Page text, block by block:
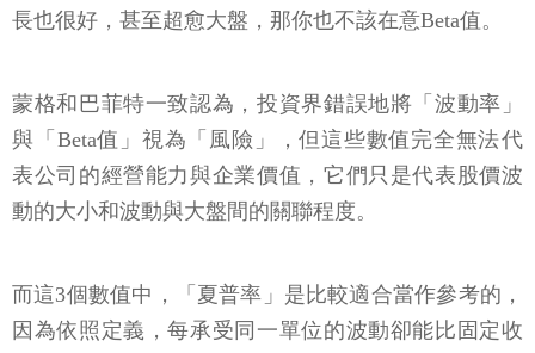
長也很好，甚至超愈大盤，那你也不該在意Beta值。​
蒙格和巴菲特一致認為，投資界錯誤地將「波動率」
與「Beta值」視為「風險」，但這些數值完全無法​代
表公司的經營能力與企業價值，它們只是代表股價波
動的大小和波動與大盤間的關聯程度。
而這3個數值中，「夏普率」是比較適合當作參考的，
因為依照定義，每承受同一單位的波動卻能比固定收